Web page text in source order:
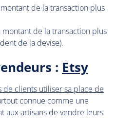
de la transaction plus
montant de la transaction plus
de la devise).
: Etsy
de clients utiliser sa place de
connue comme une
aux artisans de vendre leurs